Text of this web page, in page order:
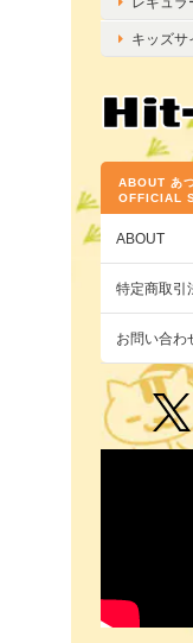
キッズサ
ABOUT あ
OFFICIAL
ABOUT
特定商取引
お問い合わ